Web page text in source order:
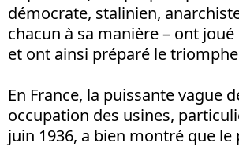
démocrate, stalinien,
chacun à sa manière – ont
et ont ainsi préparé le
En France, la puissante vague
occupation des usines,
juin 1936, a bien montré que